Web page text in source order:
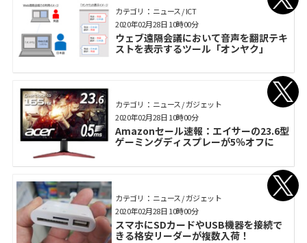
カテゴリ： ニュース / ICT
ウェブ遠隔会議において音声を翻訳テキ
ストを表示するツール「オンヤク」
2020年02月28日 10時00分
カテゴリ： ニュース / ガジェット
Amazonセール速報：エイサーの23.6型
ゲーミングディスプレーが5％オフに
2020年02月28日 10時00分
カテゴリ： ニュース / ガジェット
スマホにSDカードやUSB機器を接続で
きる格安リーダーが複数入荷！
2020年02月28日 10時00分